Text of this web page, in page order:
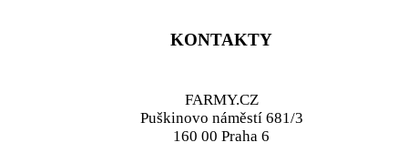
KONTAKTY
FARMY.CZ
Puškinovo náměstí 681/3
160 00 Praha 6